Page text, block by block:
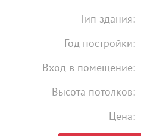
Тип здания:
Год постройки:
Вход в помещение:
Высота потолков:
Цена: